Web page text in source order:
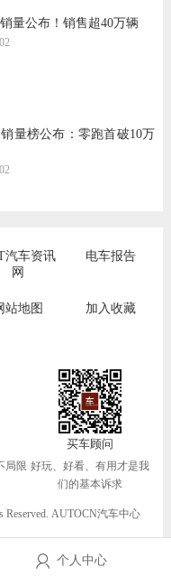
量公布！销售超40万辆
量榜公布：零跑首破10万
个人中心
汽车资讯
网
电车报告
站地图 加入收藏
局限
买车顾问
好玩、好看、有用才是我
们的基本诉求
Reserved. AUTOCN汽车中心